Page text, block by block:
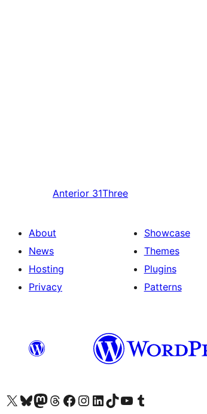
Anterior 31Three
About
News
Hosting
Privacy
Showcase
Themes
Plugins
Patterns
Visit our X (formerly Twitter) account
Visit our Bluesky account
Visit our Mastodon account
Visit our Threads account
Visit our Facebook page
Visit our Instagram account
Visit our LinkedIn account
Visit our TikTok account
Visit our YouTube channel
Visit our Tumblr account